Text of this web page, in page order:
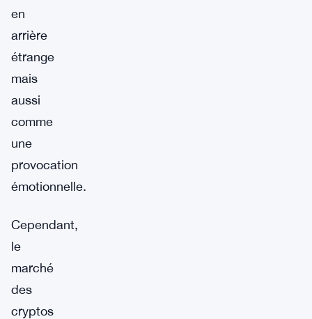
en
arrière
étrange
mais
aussi
comme
une
provocation
émotionnelle.
Cependant,
le
marché
des
cryptos